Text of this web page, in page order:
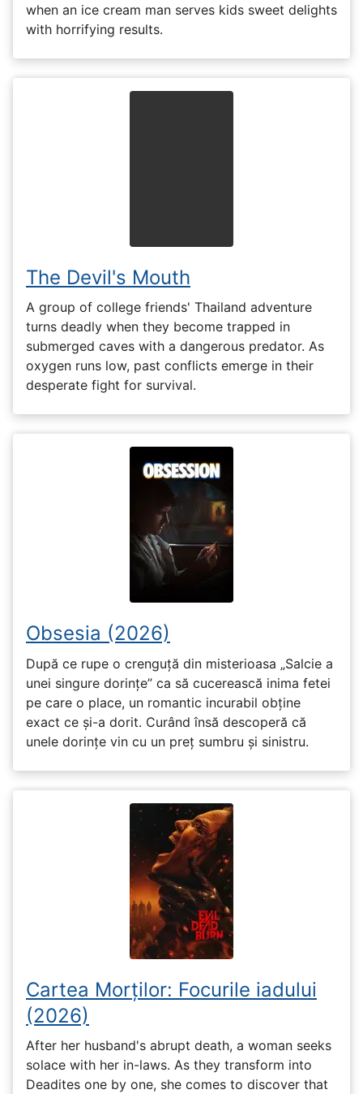
when an ice cream man serves kids sweet delights
with horrifying results.
The Devil's Mouth
A group of college friends' Thailand adventure
turns deadly when they become trapped in
submerged caves with a dangerous predator. As
oxygen runs low, past conflicts emerge in their
desperate fight for survival.
Obsesia (2026)
După ce rupe o crenguță din misterioasa „Salcie a
unei singure dorințe” ca să cucerească inima fetei
pe care o place, un romantic incurabil obține
exact ce și-a dorit. Curând însă descoperă că
unele dorințe vin cu un preț sumbru și sinistru.
Cartea Morților: Focurile iadului
(2026)
After her husband's abrupt death, a woman seeks
solace with her in-laws. As they transform into
Deadites one by one, she comes to discover that